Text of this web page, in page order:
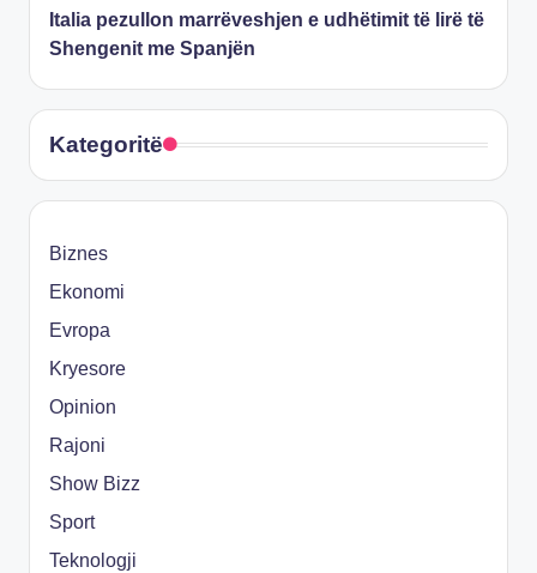
Italia pezullon marrëveshjen e udhëtimit të lirë të
Shengenit me Spanjën
Kategoritë
Biznes
Ekonomi
Evropa
Kryesore
Opinion
Rajoni
Show Bizz
Sport
Teknologji